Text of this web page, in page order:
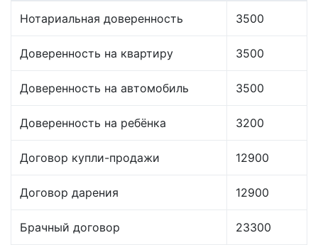
Нотариальная доверенность 3500
Доверенность на квартиру 3500
Доверенность на автомобиль 3500
Доверенность на ребёнка 3200
Договор купли-продажи 12900
Договор дарения 12900
Брачный договор 23300